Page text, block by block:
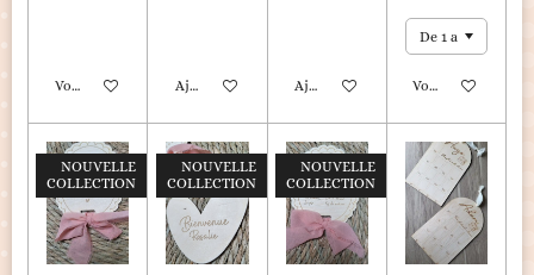
Voir les détails Ajouter au panier Ajouter au panier Voir les détails
NOUVELLE
COLLECTION
NOUVELLE
COLLECTION
NOUVELLE
COLLECTION